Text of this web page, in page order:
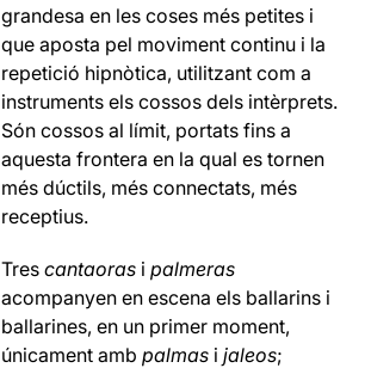
grandesa en les coses més petites i
que aposta pel moviment continu i la
repetició hipnòtica, utilitzant com a
instruments els cossos dels intèrprets.
Són cossos al límit, portats fins a
aquesta frontera en la qual es tornen
més dúctils, més connectats, més
receptius.
Trescantaoras ipalmeras
acompanyen en escena els ballarins i
ballarines, en un primer moment,
únicament ambpalmas ijaleos;